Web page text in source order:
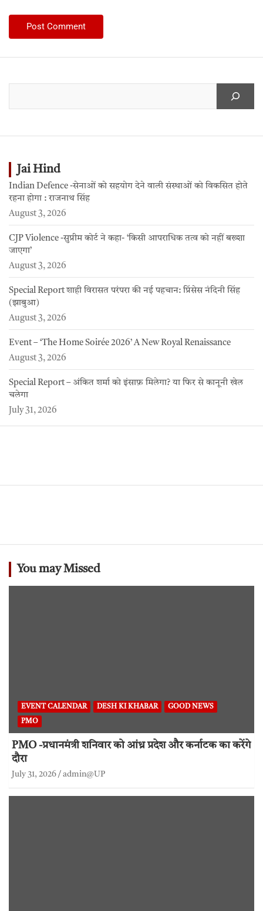
Jai Hind
Indian Defence -सेनाओं को सहयोग देने वाली संस्थाओं को विकसित होते
रहना होगा : राजनाथ सिंह
August 3, 2026
CJP Violence -सुप्रीम कोर्ट ने कहा- ‘किसी आपराधिक तत्व को नहीं बख्शा
जाएगा’
August 3, 2026
Special Report शाही विरासत परंपरा की नई पहचान: प्रिंसेस नंदिनी सिंह
(झाबुआ)
August 3, 2026
Event – ‘The Home Soirée 2026’ A New Royal Renaissance
August 3, 2026
Special Report – अंकित शर्मा को इंसाफ़ मिलेगा? या फिर से कानूनी खेल
चलेगा
July 31, 2026
You may Missed
EVENT CALENDAR DESH KI KHABAR GOOD NEWS
PMO
PMO -प्रधानमंत्री शनिवार को आंध्र प्रदेश और कर्नाटक का करेंगे
दौरा
July 31, 2026 admin@UP